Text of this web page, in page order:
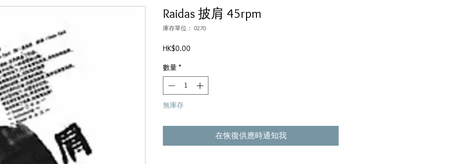
Raidas 披肩 45rpm
庫存單位： 0270
HK$0.00
數量 *
無庫存
在恢復供應時通知我